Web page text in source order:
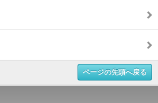
ページの先頭へ戻る